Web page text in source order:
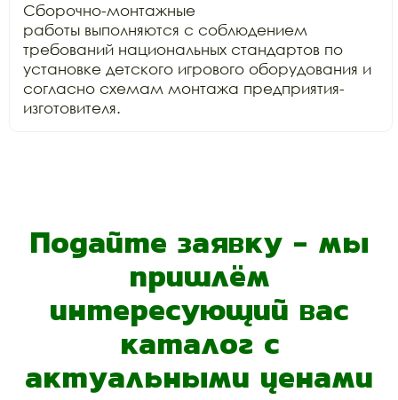
Сборочно-монтажные
работы выполняются с соблюдением
требований национальных стандартов по
установке детского игрового оборудования и
согласно схемам монтажа предприятия-
изготовителя.
Подайте заявку - мы
пришлём
интересующий вас
каталог с
актуальными ценами